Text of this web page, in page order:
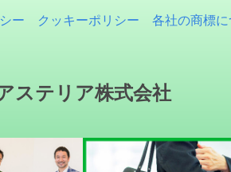
ー クッキーポリシー 各社の商標に
ステリア株式会社